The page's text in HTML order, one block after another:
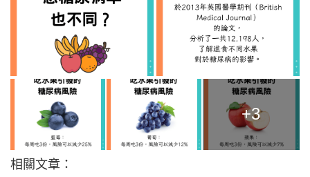
+3
相關文章：